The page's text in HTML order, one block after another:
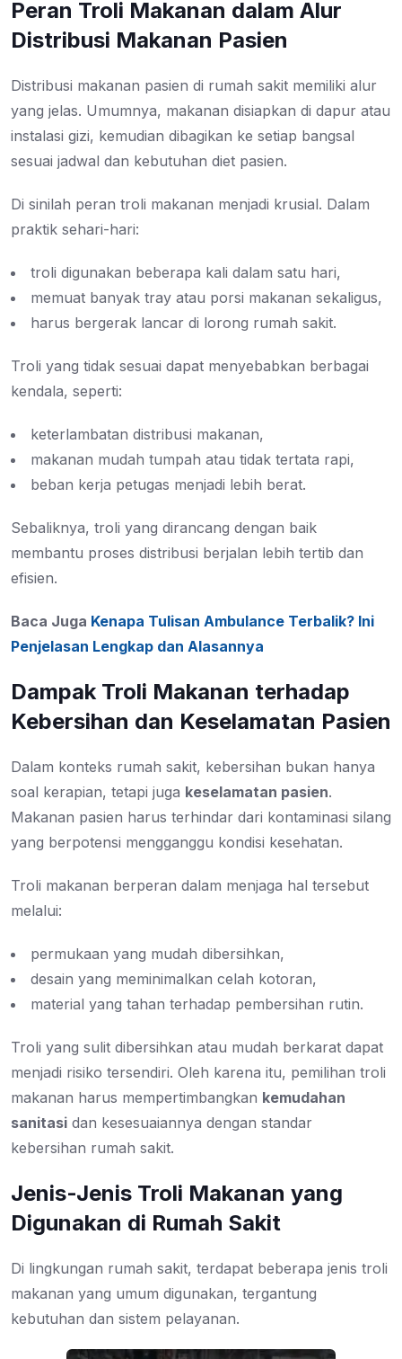
Peran Troli Makanan dalam Alur
Distribusi Makanan Pasien
Distribusi makanan pasien di rumah sakit memiliki alur
yang jelas. Umumnya, makanan disiapkan di dapur atau
instalasi gizi, kemudian dibagikan ke setiap bangsal
sesuai jadwal dan kebutuhan diet pasien.
Di sinilah peran troli makanan menjadi krusial. Dalam
praktik sehari-hari:
troli digunakan beberapa kali dalam satu hari,
memuat banyak tray atau porsi makanan sekaligus,
harus bergerak lancar di lorong rumah sakit.
Troli yang tidak sesuai dapat menyebabkan berbagai
kendala, seperti:
keterlambatan distribusi makanan,
makanan mudah tumpah atau tidak tertata rapi,
beban kerja petugas menjadi lebih berat.
Sebaliknya, troli yang dirancang dengan baik
membantu proses distribusi berjalan lebih tertib dan
efisien.
Baca Juga Kenapa Tulisan Ambulance Terbalik? Ini
Penjelasan Lengkap dan Alasannya
Dampak Troli Makanan terhadap
Kebersihan dan Keselamatan Pasien
Dalam konteks rumah sakit, kebersihan bukan hanya
soal kerapian, tetapi juga keselamatan pasien.
Makanan pasien harus terhindar dari kontaminasi silang
yang berpotensi mengganggu kondisi kesehatan.
Troli makanan berperan dalam menjaga hal tersebut
melalui:
permukaan yang mudah dibersihkan,
desain yang meminimalkan celah kotoran,
material yang tahan terhadap pembersihan rutin.
Troli yang sulit dibersihkan atau mudah berkarat dapat
menjadi risiko tersendiri. Oleh karena itu, pemilihan troli
makanan harus mempertimbangkan kemudahan
sanitasi dan kesesuaiannya dengan standar
kebersihan rumah sakit.
Jenis-Jenis Troli Makanan yang
Digunakan di Rumah Sakit
Di lingkungan rumah sakit, terdapat beberapa jenis troli
makanan yang umum digunakan, tergantung
kebutuhan dan sistem pelayanan.